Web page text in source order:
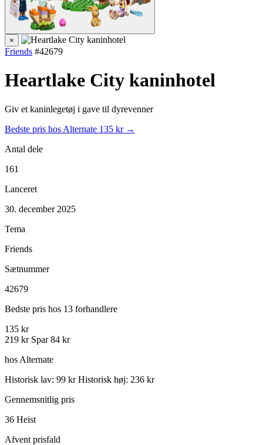
×
Friends #42679
Heartlake City kaninhotel
Giv et kaninlegetøj i gave til dyrevenner
Bedste pris hos Alternate 135 kr →
Antal dele
161
Lanceret
30. december 2025
Tema
Friends
Sætnummer
42679
Bedste pris hos 13 forhandlere
135 kr
219 kr Spar 84 kr
hos Alternate
Historisk lav: 99 kr Historisk høj: 236 kr
Gennemsnitlig pris
36 Heist
Afvent prisfald